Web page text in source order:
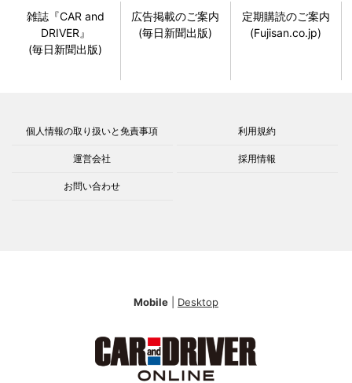
雑誌『CAR and
DRIVER』
(毎日新聞出版)
広告掲載のご案内
(毎日新聞出版)
定期購読のご案内
(Fujisan.co.jp)
個人情報の取り扱いと免責事項 利用規約
運営会社 採用情報
お問い合わせ
Mobile Desktop